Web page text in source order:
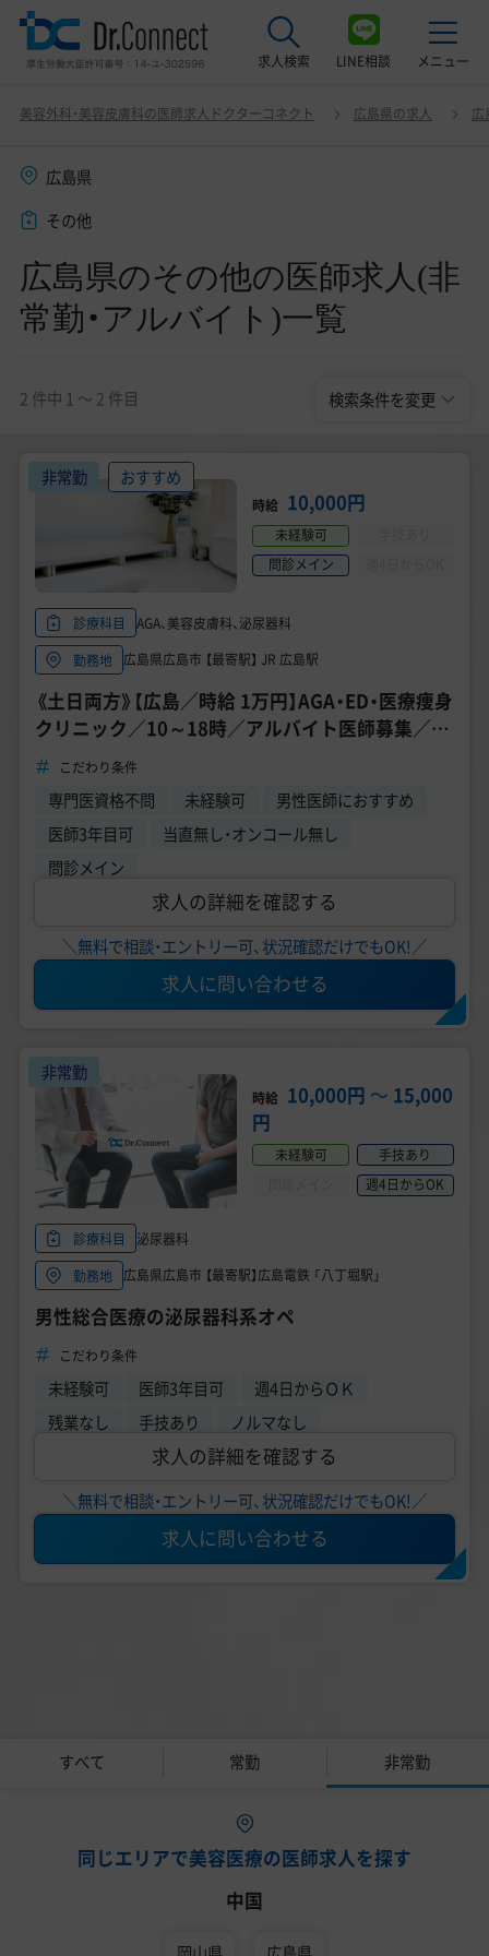
求人検索 LINE相談 メニュー
美容クリニック見学ご希望の方はこちら
サービス紹介
ドクターコネクトの強み
エージェント紹介
常勤求人一覧
美容医療医師の転職お役立ちコンテンツ
美容クリニック見学・研修情報
美容外科・美容皮膚科の医師転職体験談
美容クリニックインタビュー
美容医療の転職お役立ち記事
美容医療辞典
よくあるご質問
医師採用ご担当者様・その他問い合わせ
美容外科・美容皮膚科の医師求人ドクターコネクト 広島県の求人 広
広島県
その他
広島県のその他の医師求人(非
常勤・アルバイト)一覧
2 件中 1 〜 2 件目 検索条件を変更
広島県のその他の医師求人(非常勤・アルバイト)一覧 変更
非常勤 おすすめ
時給 10,000円
未経験可
問診メイン
診療科目
AGA、美容皮膚科、泌尿器科
勤務地
広島県広島市 【最寄駅】 JR 広島駅
《土日両方》【広島／時給 1万円】AGA・ED・医療痩身
クリニック／10～18時／アルバイト医師募集／問
診・診察業務／男性医師活躍中
こだわり条件
専門医資格不問 未経験可
男性医師におすすめ
医師3年目可
当直無し・オンコール無し
問診メイン
求人の詳細を確認する
＼無料で相談・エントリー可、状況確認だけでもOK!／
求人に問い合わせる
非常勤
時給 10,000円 〜 15,000
円
未経験可
手技あり
週4日からOK
診療科目
泌尿器科
勤務地
広島県広島市 【最寄駅】広島電鉄 「八丁堀駅」
男性総合医療の泌尿器科系オペ
こだわり条件
未経験可 医師3年目可
週4日からＯＫ
残業なし
手技あり ノルマなし
求人の詳細を確認する
＼無料で相談・エントリー可、状況確認だけでもOK!／
求人に問い合わせる
すべて 常勤 非常勤
同じエリアで美容医療の医師求人を探す
中国